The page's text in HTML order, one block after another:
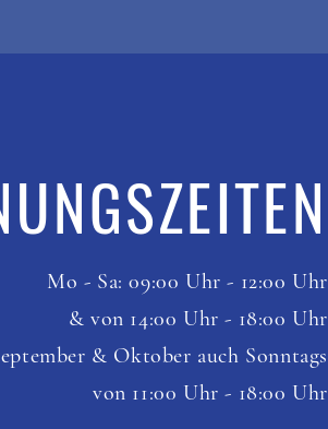
Mo - Sa: 09:00 Uhr - 12:00 Uhr
& von 14:00 Uhr - 18:00 Uhr
& Oktober auch Sonntags
von 11:00 Uhr - 18:00 Uhr